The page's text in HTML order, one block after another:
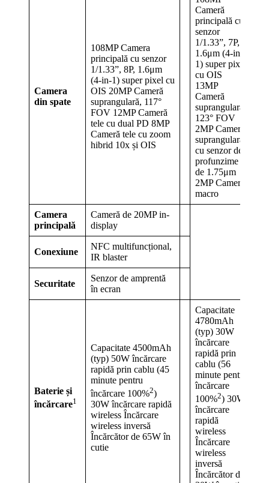
Camera
din spate
108MP Camera
principală cu senzor
1/1.33”, 8P, 1.6μm
(4-in-1) super pixel cu
OIS 20MP Cameră
suprangulară, 117°
FOV 12MP Cameră
tele cu dual PD 8MP
Cameră tele cu zoom
hibrid 10x și OIS
Cameră
principală cu
senzor
1/1.33”, 7P,
1.6μm (4-in-
1) super pixel
cu OIS
13MP
Cameră
suprangulară,
123° FOV
2MP Cameră
suprangulară
cu senzor de
profunzime
de 1.75μm
2MP Cameră
macro
Camera
principală
Cameră de 20MP in-
display
Conexiune
NFC multifuncțional,
IR blaster
Securitate
Senzor de amprentă
în ecran
Baterie și
încărcare1
Capacitate 4500mAh
(typ) 50W încărcare
rapidă prin cablu (45
minute pentru
încărcare 100%2)
30W încărcare rapidă
wireless Încărcare
wireless inversă
Încărcător de 65W în
cutie
Capacitate
4780mAh
(typ) 30W
încărcare
rapidă prin
cablu (56
minute pentru
încărcare
100%2) 30W
încărcare
rapidă
wireless
Încărcare
wireless
inversă
Încărcător de